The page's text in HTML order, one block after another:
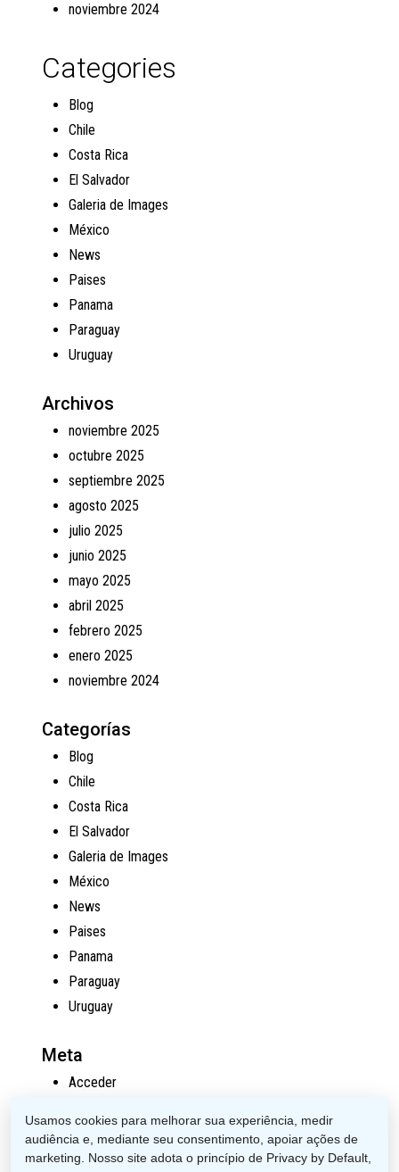
noviembre 2024
Categories
Blog
Chile
Costa Rica
El Salvador
Galeria de Images
México
News
Paises
Panama
Paraguay
Uruguay
Archivos
noviembre 2025
octubre 2025
septiembre 2025
agosto 2025
julio 2025
junio 2025
mayo 2025
abril 2025
febrero 2025
enero 2025
noviembre 2024
Categorías
Blog
Chile
Costa Rica
El Salvador
Galeria de Images
México
News
Paises
Panama
Paraguay
Uruguay
Meta
Acceder
Feed de comentarios
WordPress.org
Usamos cookies para melhorar sua experiência, medir
audiência e, mediante seu consentimento, apoiar ações de
marketing. Nosso site adota o princípio de Privacy by Default,